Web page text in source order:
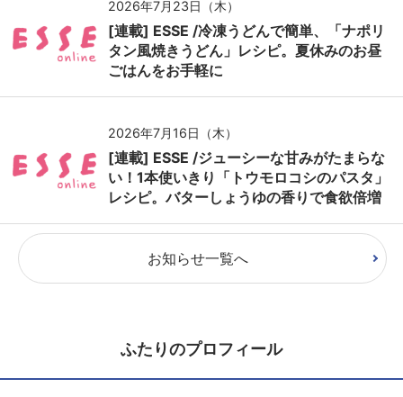
2026年7月23日（木）
[連載] ESSE /冷凍うどんで簡単、「ナポリ
タン風焼きうどん」レシピ。夏休みのお昼
ごはんをお手軽に
2026年7月16日（木）
[連載] ESSE /ジューシーな甘みがたまらな
い！1本使いきり「トウモロコシのパスタ」
レシピ。バターしょうゆの香りで食欲倍増
お知らせ一覧へ
ふたりのプロフィール